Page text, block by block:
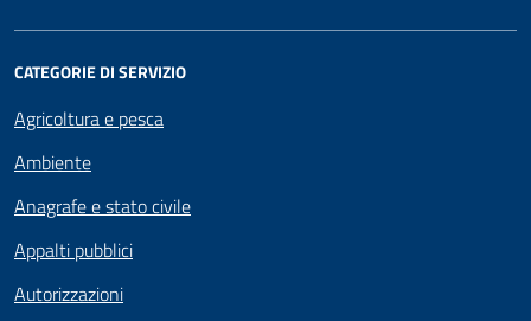
CATEGORIE DI SERVIZIO
Agricoltura e pesca
Ambiente
Anagrafe e stato civile
Appalti pubblici
Autorizzazioni